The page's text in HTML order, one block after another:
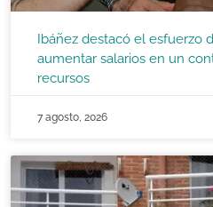
Ibáñez destacó el esfuerzo
aumentar salarios en un
recursos
7 agosto, 2026